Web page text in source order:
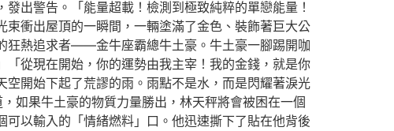
出警告。「能量超載！檢測到極致純粹的單戀能量！
衝出屋頂的一瞬間，一輛塗滿了金色、裝飾著巨大公
狂熱追求者——金牛座霸總牛土豪。牛土豪一腳踢開咖
從現在開始，你的運勢由我主宰！我的金錢，就是你
開始下起了荒謬的雨。雨點不是水，而是閃耀著淚光
如果牛土豪的物質力量勝出，林天秤將會被困在一個
可以輸入的「情緒燃料」口。他迅速撕下了貼在他背後